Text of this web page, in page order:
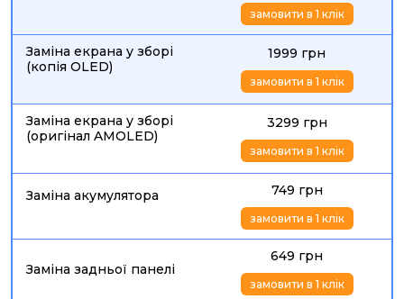
замовити в 1 клік
Заміна екрана у зборі
(копія OLED)
1999 грн
замовити в 1 клік
Заміна екрана у зборі
(оригінал AMOLED)
3299 грн
замовити в 1 клік
Заміна акумулятора 749 грн
замовити в 1 клік
Заміна задньої панелі
649 грн
замовити в 1 клік